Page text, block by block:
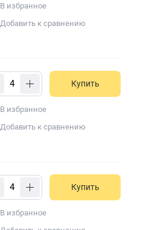
В избранное
Добавить к сравнению
Купить
В избранное
Добавить к сравнению
Купить
В избранное